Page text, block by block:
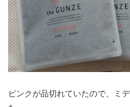
ピンクが品切れていたので、ミ